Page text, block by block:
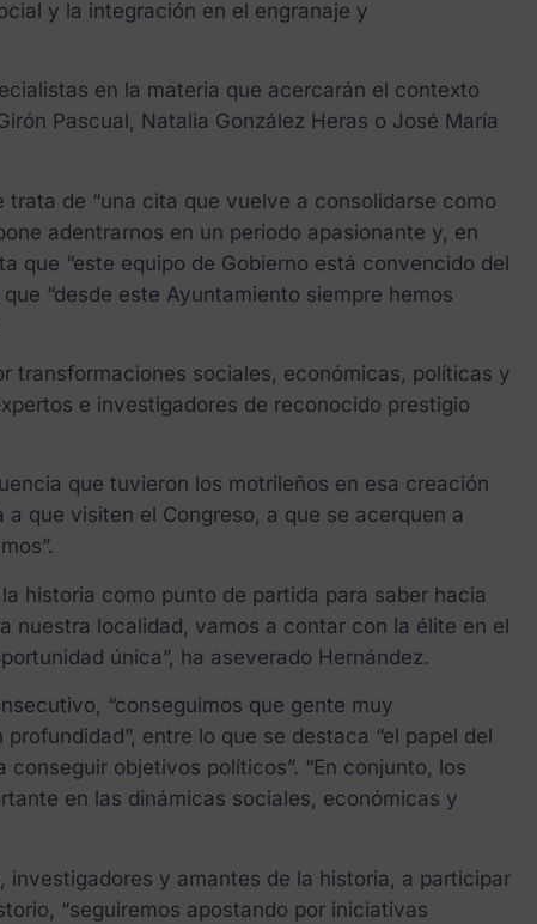
y la integración en el engranaje y
en la materia que acercarán el contexto
Pascual, Natalia González Heras o José María
de “una cita que vuelve a consolidarse como
adentrarnos en un periodo apasionante y, en
que “este equipo de Gobierno está convencido del
“desde este Ayuntamiento siempre hemos
transformaciones sociales, económicas, políticas y
e investigadores de reconocido prestigio
que tuvieron los motrileños en esa creación
que visiten el Congreso, a que se acerquen a
historia como punto de partida para saber hacia
nuestra localidad, vamos a contar con la élite en el
única”, ha aseverado Hernández.
“conseguimos que gente muy
entre lo que se destaca “el papel del
objetivos políticos”. “En conjunto, los
en las dinámicas sociales, económicas y
investigadores y amantes de la historia, a participar
“seguiremos apostando por iniciativas